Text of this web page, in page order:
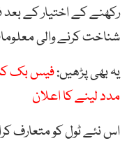
رکھنے کے اختیار کے
شناخت کرنے والی
یہ بھی پڑھیں:فیس بک
مدد لینے کا اعلان
اس نئے ٹول کو متعارف